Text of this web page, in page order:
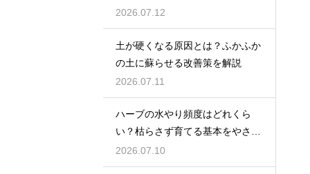
2026.07.12
土が硬くなる原因とは？ふかふか
の土に蘇らせる改善策を解説
2026.07.11
ハーブの水やり頻度はどれくら
い？枯らさず育てる基本をやさし
く紹介
2026.07.10